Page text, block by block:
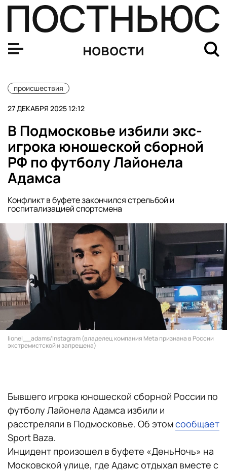
новости
происшествия
27 ДЕКАБРЯ 2025 12:12
В Подмосковье избили экс-
игрока юношеской сборной
РФ по футболу Лайонела
Адамса
Конфликт в буфете закончился стрельбой и
госпитализацией спортсмена
lionel__adams/Instagram (владелец компания Meta признана в России
экстремистской и запрещена)
Бывшего игрока юношеской сборной России по
футболу Лайонела Адамса избили и
расстреляли в Подмосковье. Об этомсообщает
Sport Baza.
Инцидент произошел в буфете «ДеньНочь» на
Московской улице, где Адамс отдыхал вместе с
В Уфе задержали стримеров, игравших в Counter-